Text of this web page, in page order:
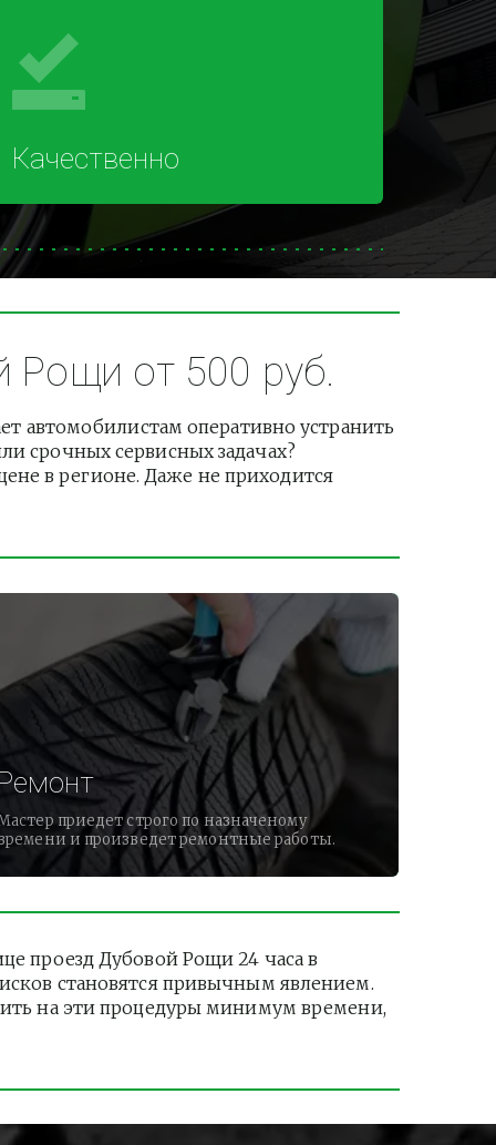
Качественно
Рощи от 500 руб.
автомобилистам оперативно устранить
срочных сервисных задачах?
в регионе. Даже не приходится
приедет строго по назначеному
и произведет ремонтные работы.
проезд Дубовой Рощи 24 часа в
становятся привычным явлением.
на эти процедуры минимум времени,